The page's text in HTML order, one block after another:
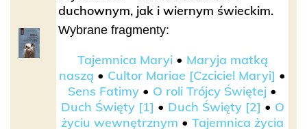
duchownym, jak i wiernym świeckim.
Wybrane fragmenty:
Tajemnica Maryi• Maryja matką
naszą • Cultor Mariae [Czciciel Maryi] •
Sens Fatimy • O roli Trójcy Świętej •
Duch Święty [1] • Duch Święty [2] • O
życiu wewnętrznym • Tajemnica życia